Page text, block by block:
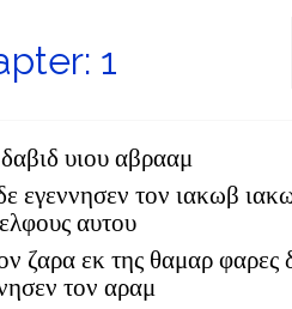
1
υιου αβρααμ
εγεννησεν τον ιακωβ
αυτου
ζαρα εκ της θαμαρ φαρες
τον αραμ